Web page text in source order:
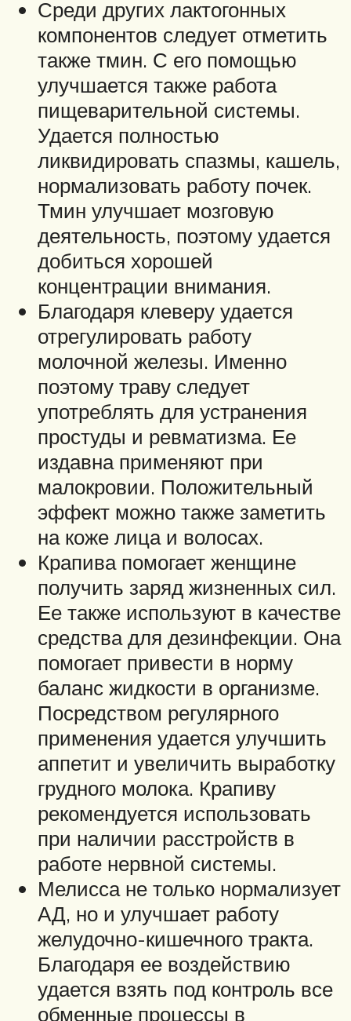
Среди других лактогонных
компонентов следует отметить
также тмин. С его помощью
улучшается также работа
пищеварительной системы.
Удается полностью
ликвидировать спазмы, кашель,
нормализовать работу почек.
Тмин улучшает мозговую
деятельность, поэтому удается
добиться хорошей
концентрации внимания.
Благодаря клеверу удается
отрегулировать работу
молочной железы. Именно
поэтому траву следует
употреблять для устранения
простуды и ревматизма. Ее
издавна применяют при
малокровии. Положительный
эффект можно также заметить
на коже лица и волосах.
Крапива помогает женщине
получить заряд жизненных сил.
Ее также используют в качестве
средства для дезинфекции. Она
помогает привести в норму
баланс жидкости в организме.
Посредством регулярного
применения удается улучшить
аппетит и увеличить выработку
грудного молока. Крапиву
рекомендуется использовать
при наличии расстройств в
работе нервной системы.
Мелисса не только нормализует
АД, но и улучшает работу
желудочно-кишечного тракта.
Благодаря ее воздействию
удается взять под контроль все
обменные процессы в